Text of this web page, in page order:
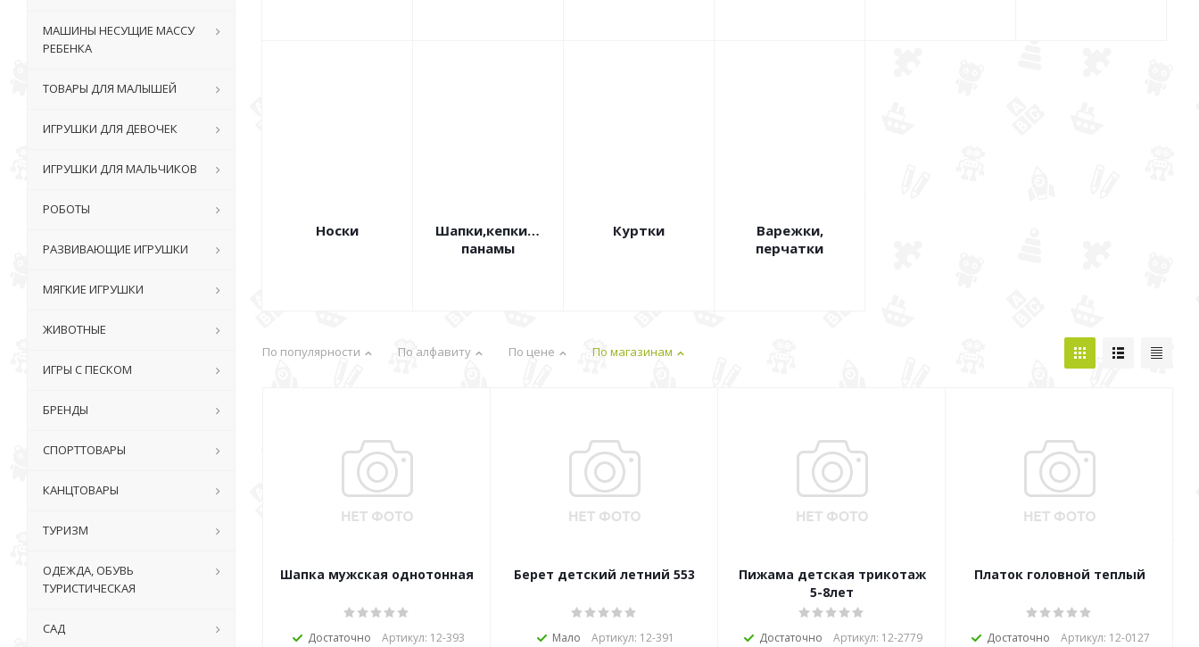
Носки
Шапки,кепки,банданы
панамы
Куртки
Варежки,
перчатки
По популярности По алфавиту По цене По магазинам
Шапка мужская однотонная
Достаточно Артикул: 12-393
Берет детский летний 553
Мало Артикул: 12-391
Пижама детская трикотаж
5-8лет
Достаточно Артикул: 12-2779
Платок головной теплый
Достаточно Артикул: 12-0127
МАШИНЫ НЕСУЩИЕ МАССУ
РЕБЕНКА
ТОВАРЫ ДЛЯ МАЛЫШЕЙ
ИГРУШКИ ДЛЯ ДЕВОЧЕК
ИГРУШКИ ДЛЯ МАЛЬЧИКОВ
РОБОТЫ
РАЗВИВАЮЩИЕ ИГРУШКИ
МЯГКИЕ ИГРУШКИ
ЖИВОТНЫЕ
ИГРЫ С ПЕСКОМ
БРЕНДЫ
СПОРТТОВАРЫ
КАНЦТОВАРЫ
ТУРИЗМ
ОДЕЖДА, ОБУВЬ
ТУРИСТИЧЕСКАЯ
САД